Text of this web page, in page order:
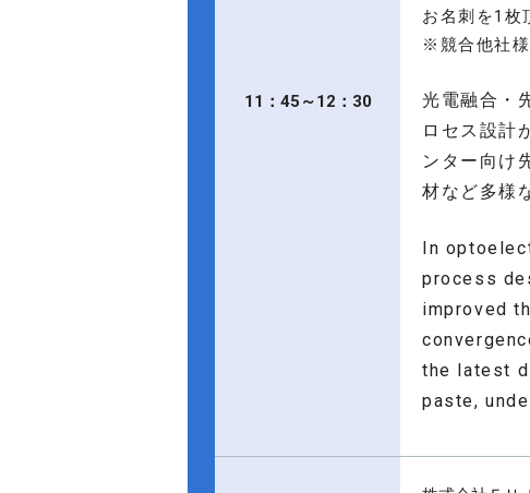
11：45～12：30
お名刺を1枚
※競合他社様
光電融合・
ロセス設計
ンター向け
材など多様
In
process
improved
the latest
paste,